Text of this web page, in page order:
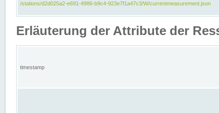
/stations/d2d025a2-e691-4986-b9c4-923e7f1a47c3/W/currentmeasurement.json
Erläuterung der Attribute der
timestamp